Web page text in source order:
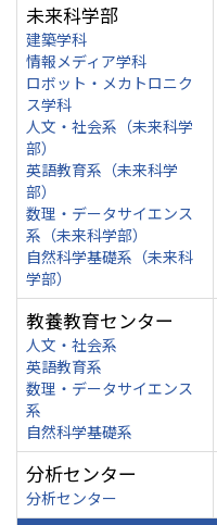
未来科学部
建築学科
情報メディア学科
ロボット・メカトロニク
ス学科
人文・社会系（未来科学
部）
英語教育系（未来科学
部）
数理・データサイエンス
系（未来科学部）
自然科学基礎系（未来科
学部）
教養教育センター
人文・社会系
英語教育系
数理・データサイエンス
系
自然科学基礎系
分析センター
分析センター